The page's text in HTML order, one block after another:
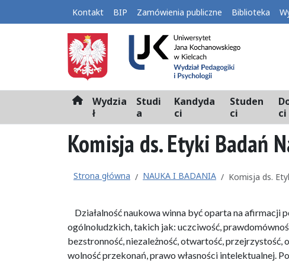
Kontakt BIP Zamówienia publiczne Biblioteka
H
m
e
Wydzia
ł
Studi
a
Kandyda
ci
Studen
ci
ci
Komisja ds. Etyki Badań
Strona główna NAUKA I BADANIA Komisja ds.
Działalność naukowa winna być oparta na
ogólnoludzkich, takich jak: uczciwość,
bezstronność, niezależność, otwartość,
wolność przekonań, prawo własności intelektualnej.